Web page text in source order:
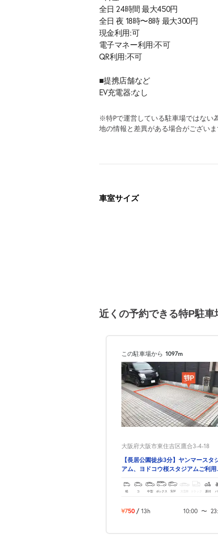
全日 24時間 最大450円
全日 夜 18時〜8時 最大300円
現金利用:可
電子マネー利用:不可
QR利用:不可
■提携店舗など
EV充電器:なし
※特Pで運営している駐車場ではない
地の情報と差異がある場合がございま
車室サイズ
近くの予約できる特P駐車
この駐車場から 1097m
大阪府大阪市東住吉区鷹合3-4-18
【長居公園徒歩3分】ヤンマースタ
アム、ヨドコウ桜スタジアムご利用
軽 コ 中型 ボックス SUV 大型車 トラック 原付
¥750 / 13h 10:00 〜